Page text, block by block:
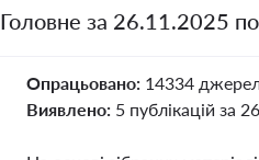
Головне за 26.11.2025
Опрацьовано: 14334
Виявлено: 5 публікацій за